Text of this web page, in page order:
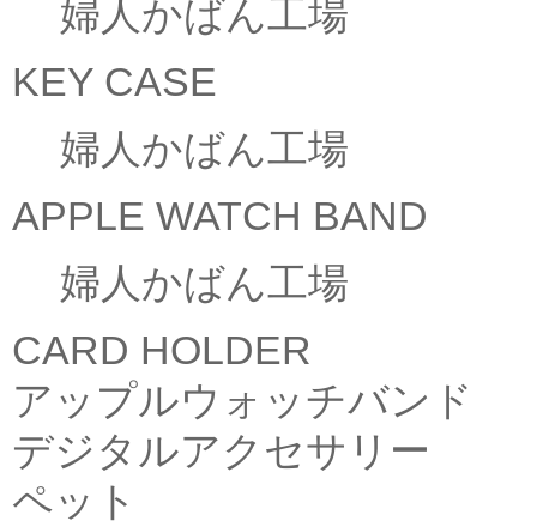
婦人かばん工場
KEY CASE
婦人かばん工場
APPLE WATCH BAND
婦人かばん工場
CARD HOLDER
アップルウォッチバンド
デジタルアクセサリー
ペット